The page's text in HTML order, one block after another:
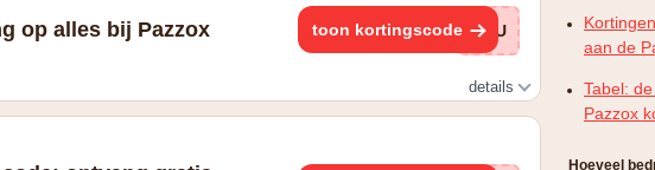
op alles bij Pazzox toon kortingscode ROU
details
aan de
Tabel:
Pazzox
Hoeveel